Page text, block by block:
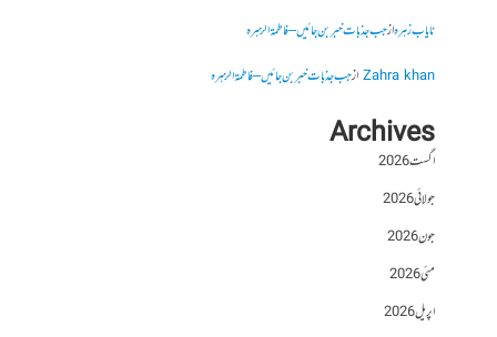
نایاب زہرہازجب جذبات خبر بن جائیں – فاطمۃالزہرہ
Zahra khanازجب جذبات خبر بن جائیں – فاطمۃالزہرہ
Archives
اگست 2026
جولائی 2026
جون 2026
مئی 2026
اپریل 2026